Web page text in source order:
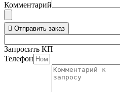
Комментарий
Отправить заказ
Запросить КП
Телефон